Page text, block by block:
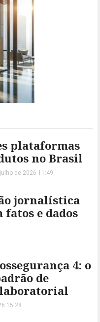
plataformas
no Brasil
de 2026 11:49
jornalística
fatos e dados
4: o
de
15:28